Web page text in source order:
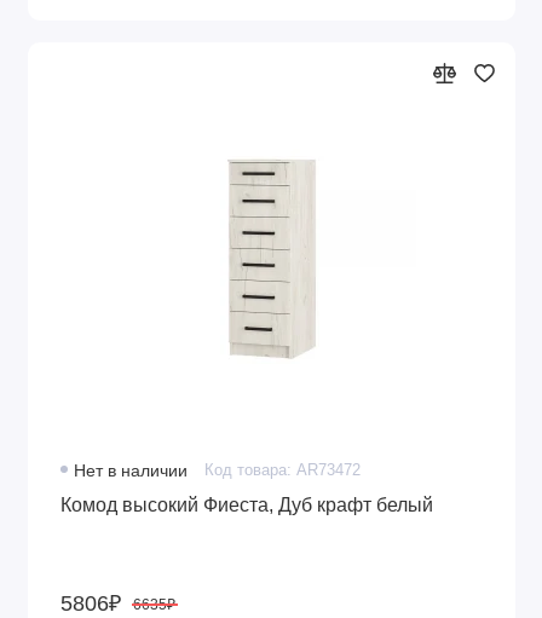
Нет в наличии Код товара: AR73472
Комод высокий Фиеста, Дуб крафт белый
5806₽ 6635₽